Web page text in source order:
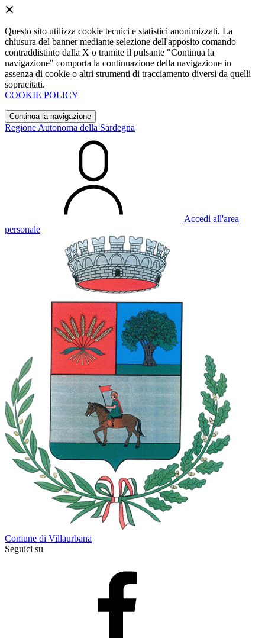
Questo sito utilizza cookie tecnici e statistici anonimizzati. La
chiusura del banner mediante selezione dell'apposito comando
contraddistinto dalla X o tramite il pulsante "Continua la
navigazione" comporta la continuazione della navigazione in
assenza di cookie o altri strumenti di tracciamento diversi da quelli
sopracitati.
COOKIE POLICY
Continua la navigazione
Regione Autonoma della Sardegna
Accedi all'area
personale
Comune di Villaurbana
Seguici su